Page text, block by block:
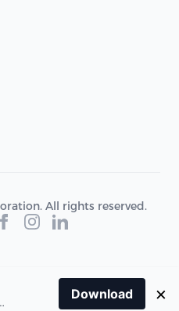
All rights reserved.
Reliable.
Download ×